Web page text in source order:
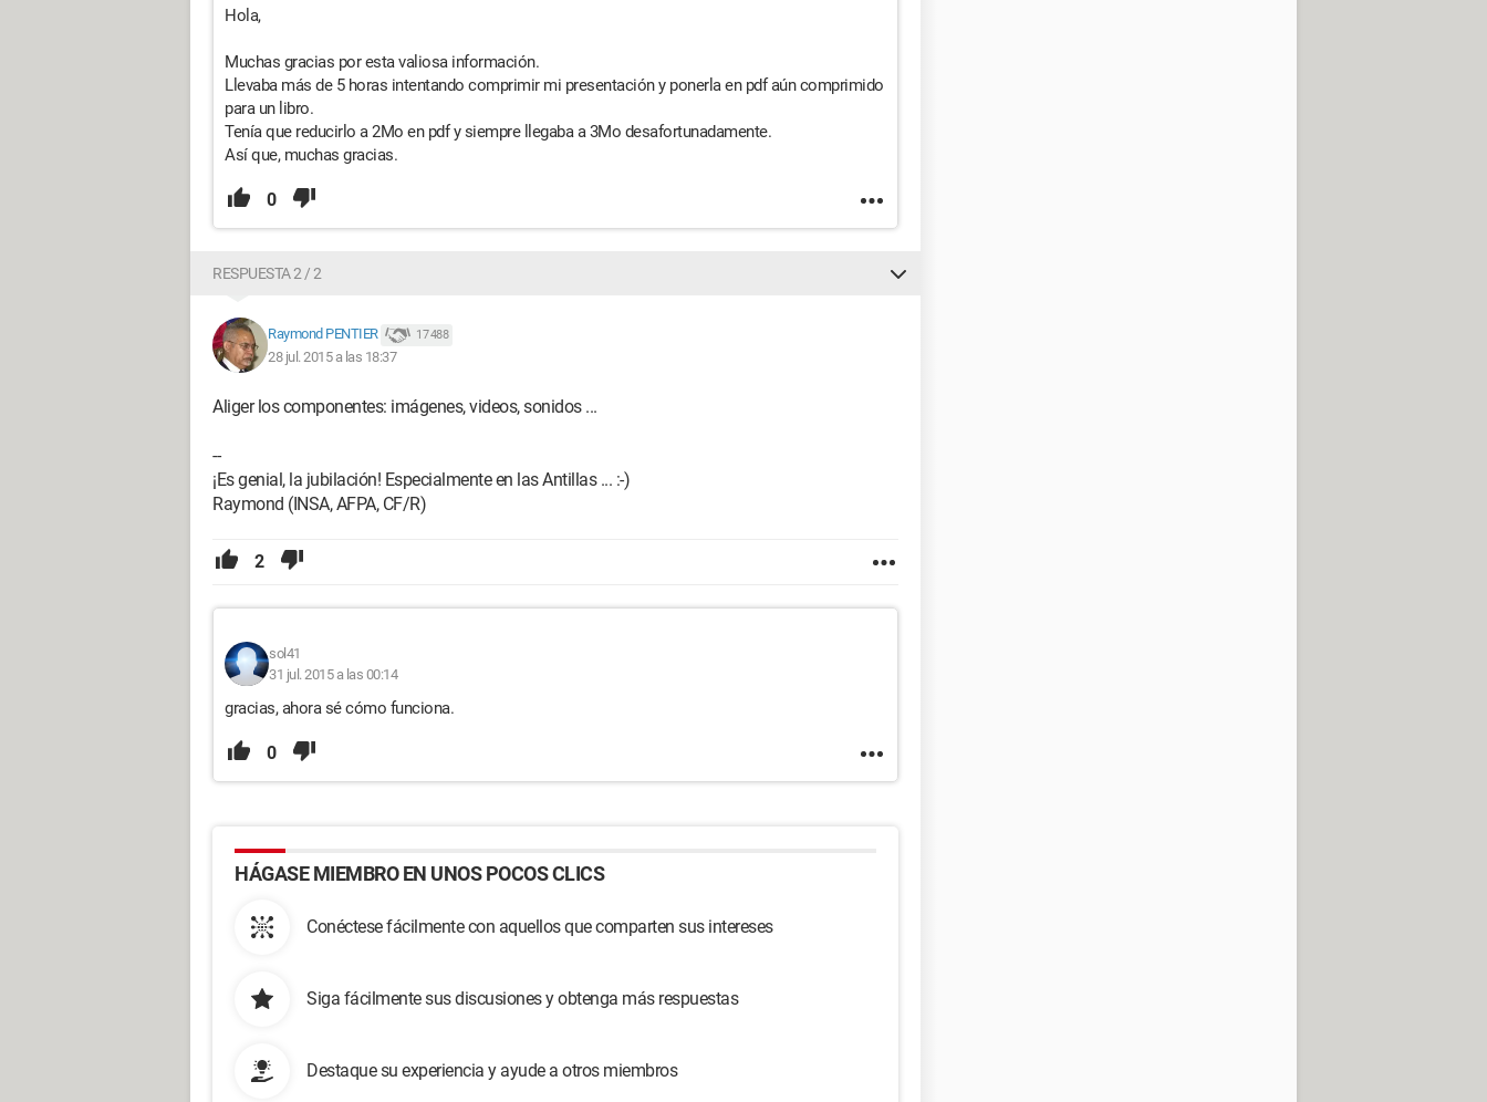
Hola,
Muchas gracias por esta valiosa información.
Llevaba más de 5 horas intentando comprimir mi presentación y ponerla en pdf aún comprimido
para un libro.
Tenía que reducirlo a 2Mo en pdf y siempre llegaba a 3Mo desafortunadamente.
Así que, muchas gracias.
0
RESPUESTA 2 / 2
Raymond PENTIER 17 488
28 jul. 2015 a las 18:37
Aliger los componentes: imágenes, videos, sonidos ...
--
¡Es genial, la jubilación! Especialmente en las Antillas ... :-)
Raymond (INSA, AFPA, CF/R)
2
sol41
31 jul. 2015 a las 00:14
gracias, ahora sé cómo funciona.
0
HÁGASE MIEMBRO EN UNOS POCOS CLICS
Conéctese fácilmente con aquellos que comparten sus intereses
Siga fácilmente sus discusiones y obtenga más respuestas
Destaque su experiencia y ayude a otros miembros